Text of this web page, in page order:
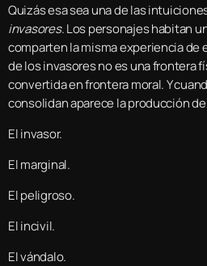
Quizás esa sea una de las
invasores. Los personajes habitan
comparten la misma experiencia de
de los invasores no es una frontera
convertida en frontera moral. Y
consolidan aparece la producción
El invasor.
El marginal.
El peligroso.
El incivil.
El vándalo.